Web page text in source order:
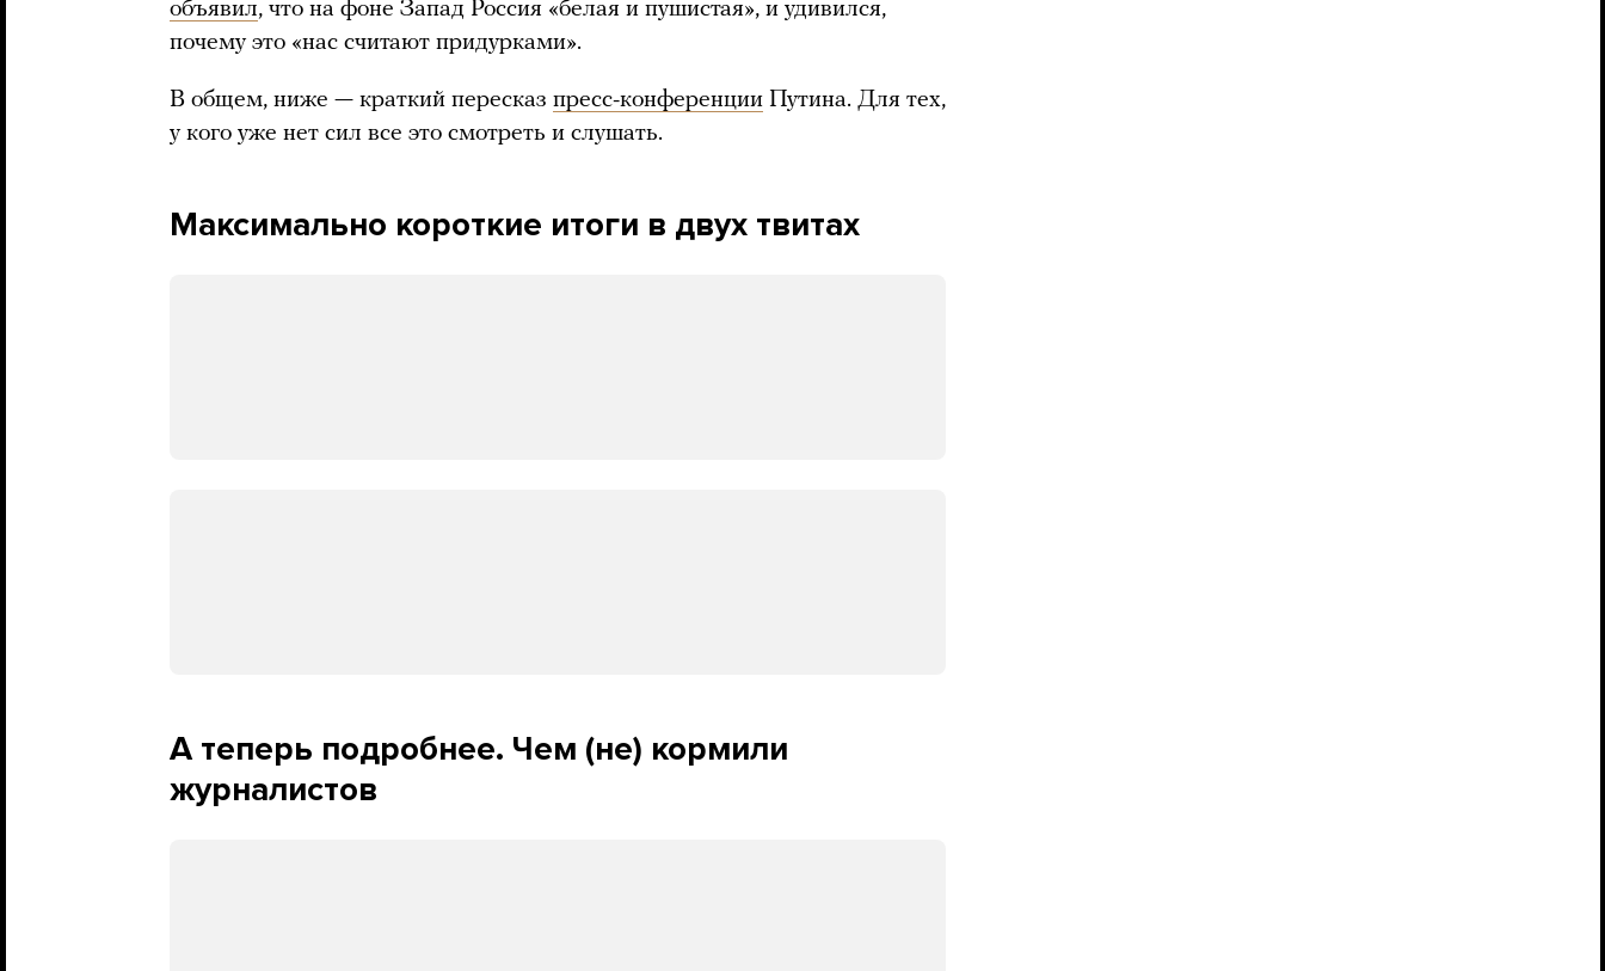
объявил, что на фоне Запад Россия «белая и пушистая», и удивился,
почему это «нас считают придурками».
В общем, ниже — краткий пересказ пресс-конференции Путина. Для тех,
у кого уже нет сил все это смотреть и слушать.
Максимально короткие итоги в двух твитах
А теперь подробнее. Чем (не) кормили
журналистов